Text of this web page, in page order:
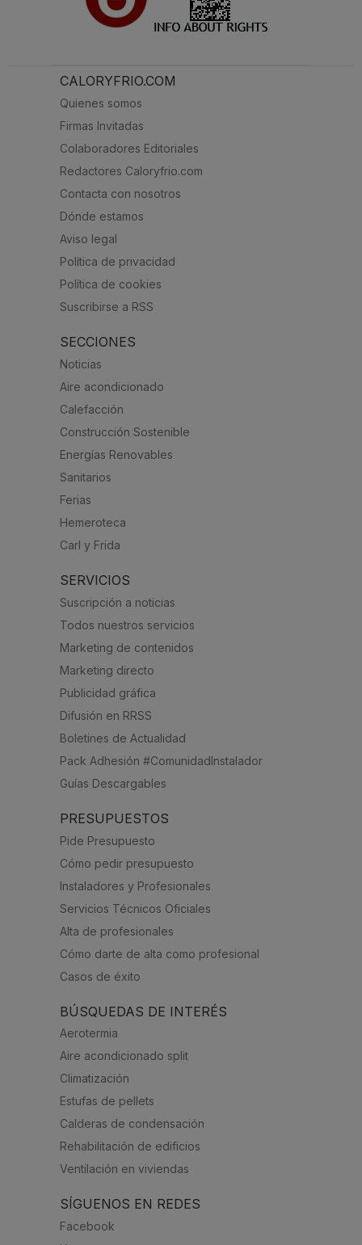
CALORYFRIO.COM
Quienes somos
Firmas Invitadas
Colaboradores Editoriales
Redactores Caloryfrio.com
Contacta con nosotros
Dónde estamos
Aviso legal
Política de privacidad
Política de cookies
Suscribirse a RSS
SECCIONES
Noticias
Aire acondicionado
Calefacción
Construcción Sostenible
Energías Renovables
Sanitarios
Ferias
Hemeroteca
Carl y Frida
SERVICIOS
Suscripción a noticias
Todos nuestros servicios
Marketing de contenidos
Marketing directo
Publicidad gráfica
Difusión en RRSS
Boletines de Actualidad
Pack Adhesión #ComunidadInstalador
Guías Descargables
PRESUPUESTOS
Pide Presupuesto
Cómo pedir presupuesto
Instaladores y Profesionales
Servicios Técnicos Oficiales
Alta de profesionales
Cómo darte de alta como profesional
Casos de éxito
BÚSQUEDAS DE INTERÉS
Aerotermia
Aire acondicionado split
Climatización
Estufas de pellets
Calderas de condensación
Rehabilitación de edificios
Ventilación en viviendas
SÍGUENOS EN REDES
Facebook